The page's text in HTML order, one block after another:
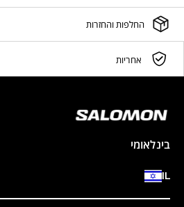
החלפות והחזרות
אחריות
בינלאומי
IL